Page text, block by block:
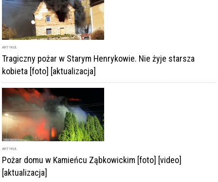
ARTYKUŁ
Tragiczny pożar w Starym Henrykowie. Nie żyje starsza
kobieta [foto] [aktualizacja]
ARTYKUŁ
Pożar domu w Kamieńcu Ząbkowickim [foto] [video]
[aktualizacja]